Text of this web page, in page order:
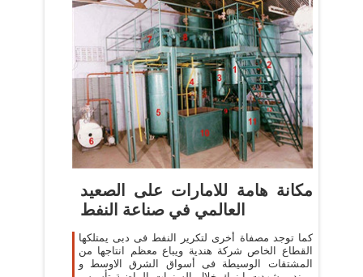
مكانة هامة للامارات على الصعيد
العالمي في صناعة النفط
كما توجد مصفاة أخرى لتكرير النفط فى دبى يمتلكها
القطاع الخاص شركة هندية ويباع معظم انتاجها من
المشتقات الوسيطة فى أسواق الشرق الاوسط و